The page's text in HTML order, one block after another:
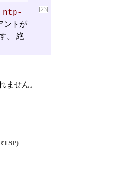
[23]
ntp-
ントが
。 絶
ません。